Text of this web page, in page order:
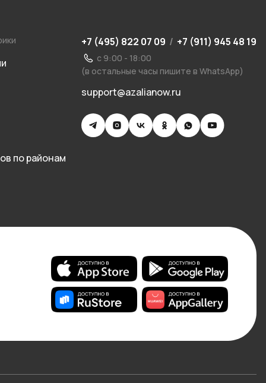
по районам
+7 (495) 822 07 09 / +7 (911) 945 48 19
с 9:00 - 18:00
(в остальные часы пишите в WhatsApp)
support@azalianow.ru